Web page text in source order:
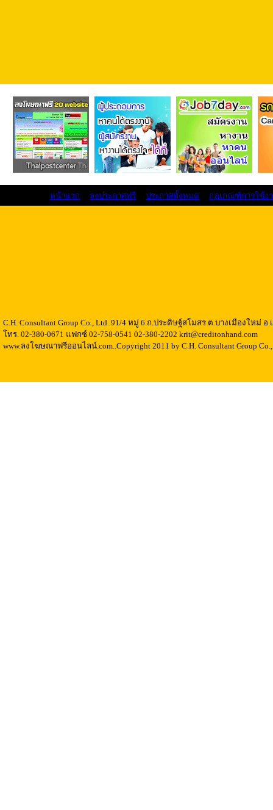
หน้าแรก ลงประกาศฟรี ประกาศทั้งหมด กฏเกณฑ์การใช้ง
C.H. Consultant Group Co., Ltd. 91/4 หมู่ 6 ถ.ประดิษฐ์สโมสร ต.บางเมืองใหม่ อ
โทร. 02-380-0671 แฟกซ์ 02-758-0541 02-380-2202 krit@creditonhand.com
www.ลงโฆษณาฟรีออนไลน์.com..Copyright 2011 by C.H. Consultant Group